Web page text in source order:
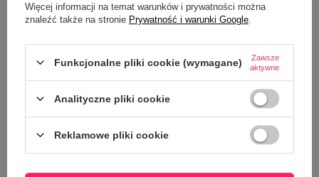
OPIS
SZCZEGÓŁOWE DANE
Więcej informacji na temat warunków i prywatności można
znaleźć także na stronie Prywatność i warunki Google
Funkcjonalne pliki cookie (wymagane)
Zawsze
aktywne
Analityczne pliki cookie
Reklamowe pliki cookie